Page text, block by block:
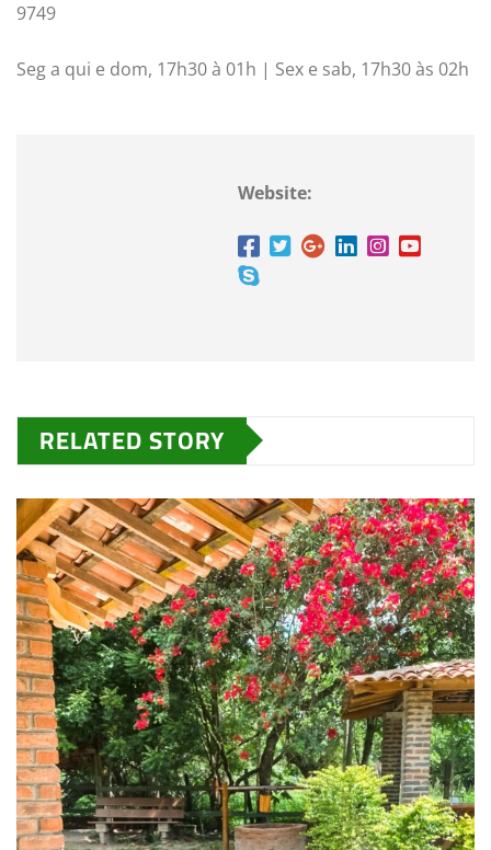
9749
Seg a qui e dom, 17h30 à 01h | Sex e sab, 17h30 às 02h
Website:
RELATED STORY